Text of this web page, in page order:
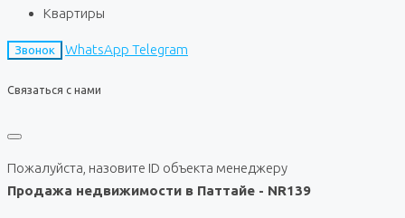
Квартиры
Звонок WhatsApp Telegram
Связаться с нами
Пожалуйста, назовите ID объекта менеджеру
Продажа недвижимости в Паттайе - NR139